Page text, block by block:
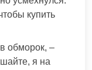
купить
обморок, –
я на